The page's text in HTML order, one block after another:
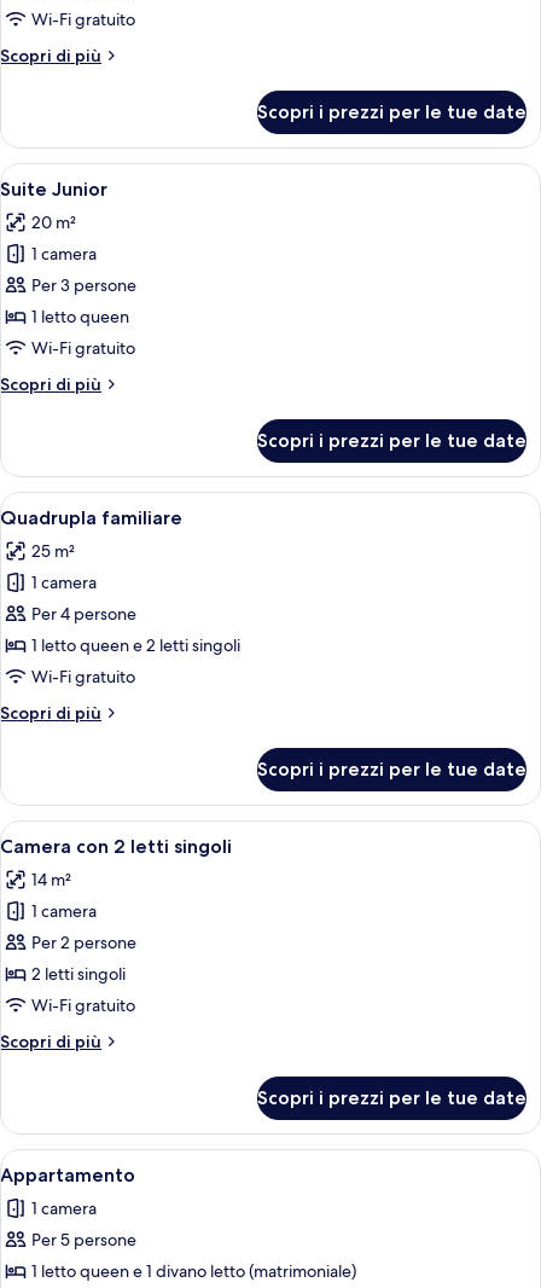
Wi-Fi gratuito
Scopri di più
Altri
Senior
Scopri i prezzi per le tue date
Apri
tutte
le
foto
per
Suite
Junior
Un letto rifatto con lenzuola
4
Suite Junior
20 m²
1 camera
Per 3 persone
1 letto queen
Wi-Fi gratuito
Scopri di più
Altri
Junior
Scopri i prezzi per le tue date
Apri
tutte
le
foto
per
Quadrupla
familiare
Una camera da letto con un letto,
6
Quadrupla familiare
25 m²
1 camera
Per 4 persone
1 letto queen e 2 letti singoli
Wi-Fi gratuito
Scopri di più
Altri
familiare
Scopri i prezzi per le tue date
Apri
tutte
le
foto
per
Camera
con
letti
Camera d'albergo con due letti
5
Camera con 2 letti singoli
14 m²
1 camera
Per 2 persone
2 letti singoli
Wi-Fi gratuito
Scopri di più
Altri
con
letti
singoli
Scopri i prezzi per le tue date
Apri
tutte
le
foto
per
Zona pranzo con tavolo rotondo,
1
Appartamento
1 camera
Per 5 persone
1 letto queen e 1 divano letto (matrimoniale)